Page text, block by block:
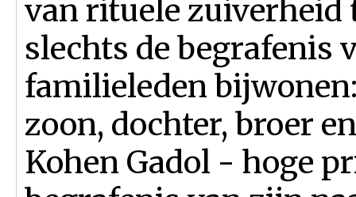
van rituele zuiverheid
slechts de begrafenis
familieleden
zoon, dochter, broer
Kohen Gadol - hoge